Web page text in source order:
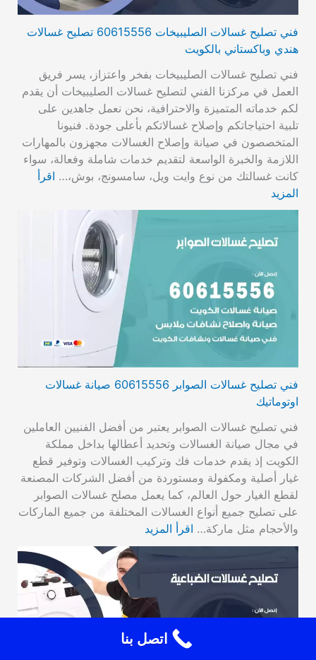
فني تصليح غسالات الصليبيخات 60615556 تصليح غسالات
هندي وباكستاني بالكويت
فني تصليح غسالات الصليبيخات بفخر واعتزاز، يسر فريق
العمل في مركزنا الفني لتصليح غسالات الصليبيخات أن يقدم
لكم خدماته المتميزة والاحترافية، نحن نعمل جاهدين على
تلبية احتياجاتكم وإصلاح غسالاتكم بأعلى جودة. فنيونا
المتخصصون في صيانة وإصلاح الغسالات مجهزون بالمهارات
اللازمة والخبرة الواسعة لتقديم خدمات شاملة وفعالة، سواء
كانت غسالتك من نوع وايت ويل، سامسونج، بوش،… اقرأ
المزيد
فني تصليح غسالات الصوابر 60615556 صيانة غسالات
اوتوماتيك
فني تصليح غسالات الصوابر يعتبر من أفضل الفنيين العاملين
في مجال صيانة الغسالات وتحديد أعطالها بداخل مملكة
الكويت إذ يقدم خدمات فك وتركيب الغسالات وتوفير قطع
غيار أصلية ومكفولة ومستوردة من أفضل الشركات المصنعة
لقطع الغيار حول العالم، كما يعمل مصلح غسالات الصوابر
على تصليح جميع أنواع الغسالات المختلفة من جميع الماركات
والأحجام مثل ماركة… اقرأ المزيد
اتصل بنا